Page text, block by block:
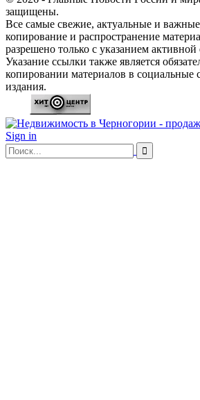
защищены.
Все самые свежие, актуальные и
копирование и распространение
разрешено только с указанием
Указание ссылки также является
копировании материалов в социальные
издания.
Sign in